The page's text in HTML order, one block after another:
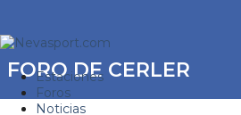
Estaciones
Foros
Noticias
FORO DE CERLER